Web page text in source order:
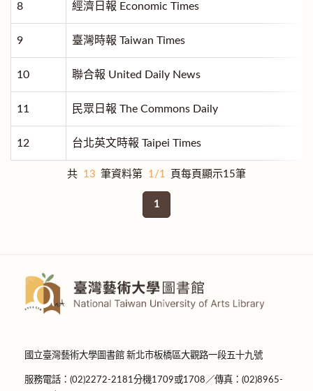
8 經濟日報 Economic Times
9 臺灣時報 Taiwan Times
10 聯合報 United Daily News
11 民眾日報 The Commons Daily
12 台北英文時報 Taipei Times
共 13 筆資料第 1/1 頁每頁顯示15筆
1
國立臺灣藝術大學圖書館 新北市板橋區大觀路一段五十九號
服務電話：(02)2272-2181分機1709或1708／傳真：(02)8965-